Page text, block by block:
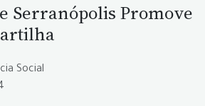
Serranópolis Promove
Social